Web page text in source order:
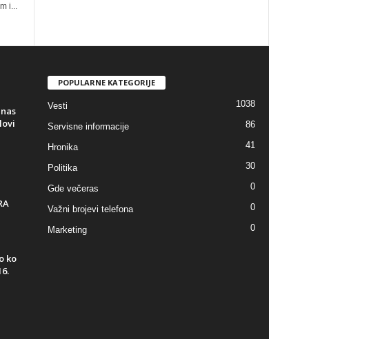
i...
ko
POPULARNE KATEGORIJE
Vesti 1038
Servisne informacije 86
Hronika 41
Politika 30
Gde večeras 0
Važni brojevi telefona 0
Marketing 0